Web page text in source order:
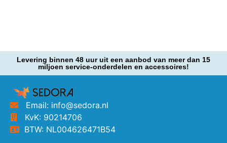
Levering binnen 48 uur uit een aanbod van meer dan 15
miljoen service-onderdelen en accessoires!
Email: info@sedora.nl
KvK: 90214706
BTW: NL004626471B54